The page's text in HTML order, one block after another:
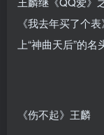
《我去年买了个
上“神曲天后”的名
《伤不起》王麟